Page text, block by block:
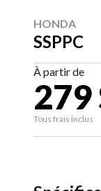
HONDA
SSPPC
À partir de
279
Tous frais inclus